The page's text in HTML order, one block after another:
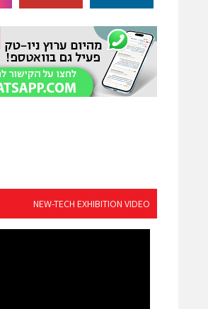
NEW-TECH EXHIBITION VIDEO